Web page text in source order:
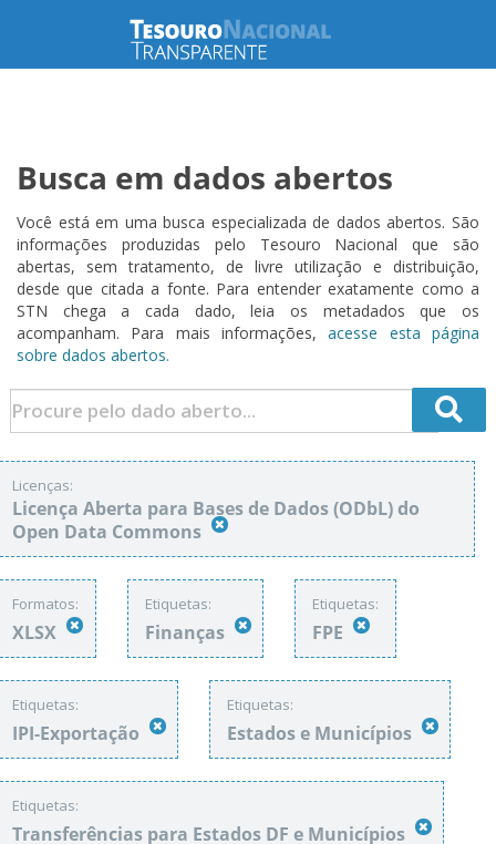
Busca em dados abertos
Você está em uma busca especializada de dados abertos. São
informações produzidas pelo Tesouro Nacional que são
abertas, sem tratamento, de livre utilização e distribuição,
desde que citada a fonte. Para entender exatamente como a
STN chega a cada dado, leia os metadados que os
acompanham. Para mais informações,acesse esta página
sobre dados abertos.
Licenças:
Licença Aberta para Bases de Dados (ODbL) do
Open Data Commons
Formatos:
XLSX
Etiquetas:
Finanças
Etiquetas:
FPE
Etiquetas:
IPI-Exportação
Etiquetas:
Estados e Municípios
Etiquetas:
Transferências para Estados DF e Municípios